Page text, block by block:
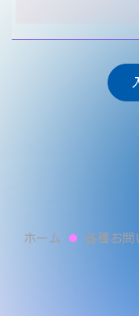
ホーム 各種お問